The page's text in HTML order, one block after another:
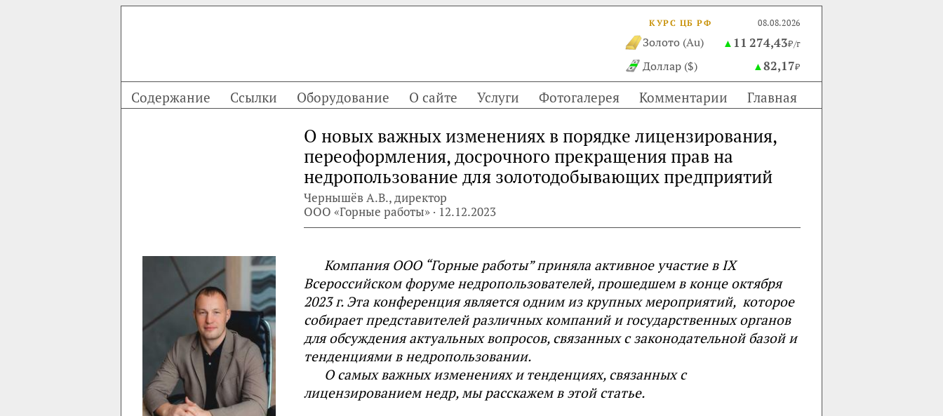
КУРС ЦБ РФ 08.08.2026
Золото (Au) ▲ 11 274,43₽/г
Доллар ($) ▲82,17₽
Содержание Ссылки Оборудование О сайте Услуги Фотогалерея Комментарии Главная
О новых важных изменениях в порядке лицензирования,
переоформления, досрочного прекращения прав на
недропользование для золотодобывающих предприятий
Чернышёв А.В., директор
ООО «Горные работы» · 12.12.2023
Компания ООО “Горные работы” приняла активное участие в IX
Всероссийском форуме недропользователей, прошедшем в конце октября
2023 г. Эта конференция является одним из крупных мероприятий, которое
собирает представителей различных компаний и государственных органов
для обсуждения актуальных вопросов, связанных с законодательной базой и
тенденциями в недропользовании.
О самых важных изменениях и тенденциях, связанных с
лицензированием недр, мы расскажем в этой статье.